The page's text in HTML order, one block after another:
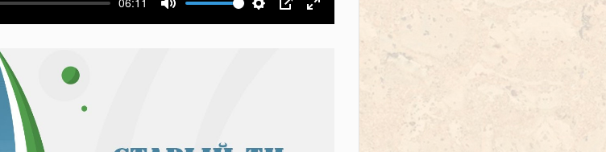
Выключить звукНастройки
PIP На весь экран